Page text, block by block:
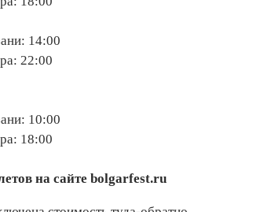
14:00
22:00
10:00
18:00
на сайте bolgarfest.ru